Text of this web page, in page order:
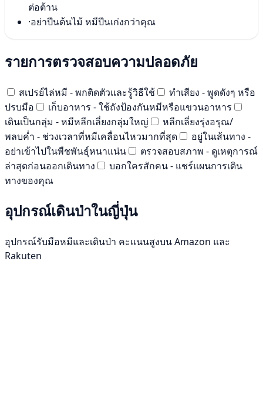
ต่อต้าน
·อย่าปีนต้นไม้ หมีปีนเก่งกว่าคุณ
รายการตรวจสอบความปลอดภัย
สเปรย์ไล่หมี - พกติดตัวและรู้วิธีใช้
ทำเสียง - พูดดังๆ หรือ
ปรบมือ
เก็บอาหาร - ใช้ถังป้องกันหมีหรือแขวนอาหาร
เดินเป็นกลุ่ม - หมีหลีกเลี่ยงกลุ่มใหญ่
หลีกเลี่ยงรุ่งอรุณ/
พลบค่ำ - ช่วงเวลาที่หมีเคลื่อนไหวมากที่สุด
อยู่ในเส้นทาง -
อย่าเข้าไปในพืชพันธุ์หนาแน่น
ตรวจสอบสภาพ - ดูเหตุการณ์
ล่าสุดก่อนออกเดินทาง
บอกใครสักคน - แชร์แผนการเดิน
ทางของคุณ
อุปกรณ์เดินป่าในญี่ปุ่น
อุปกรณ์รับมือหมีและเดินป่า คะแนนสูงบน Amazon และ
Rakuten